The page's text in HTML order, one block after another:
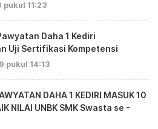
pukul 11:23
Daha 1 Kediri
Uji Sertifikasi Kompetensi
pukul 14:13
DAHA 1 KEDIRI MASUK 10
NILAI UNBK SMK Swasta se -